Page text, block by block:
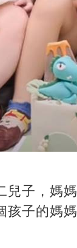
兒子，媽
孩子的媽